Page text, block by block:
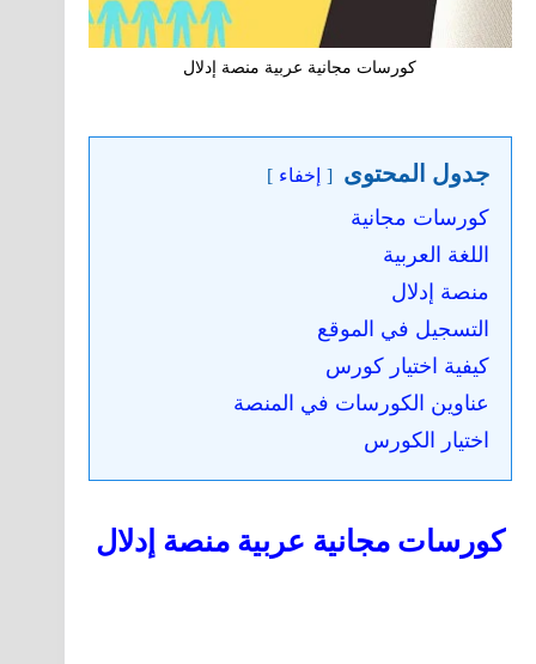
كورسات مجانية عربية منصة إدلال
جدول المحتوى إخفاء
كورسات مجانية
اللغة العربية
منصة إدلال
التسجيل في الموقع
كيفية اختيار كورس
عناوين الكورسات في المنصة
اختيار الكورس
كورسات مجانية عربية منصة إدلال